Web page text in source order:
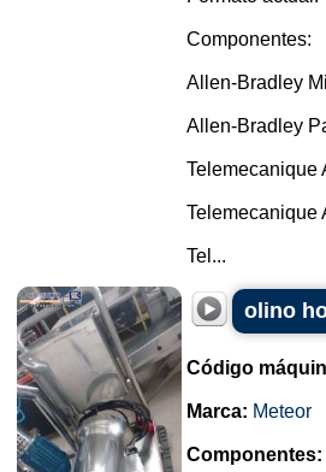
Componentes:
Allen-Bradley
Allen-Bradley
Telemecanique
Telemecanique
Tel...
olino
Código
Marca: Meteor
Componentes: